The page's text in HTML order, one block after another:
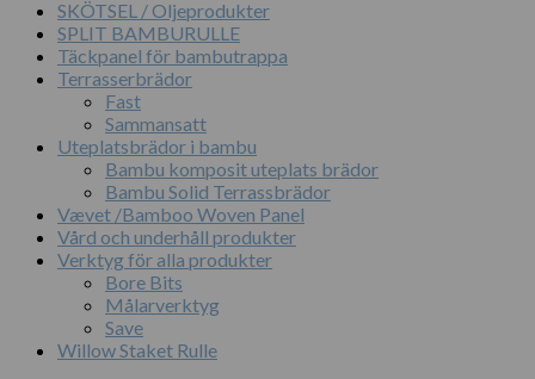
SKÖTSEL / Oljeprodukter
SPLIT BAMBURULLE
Täckpanel för bambutrappa
Terrasserbrädor
Fast
Sammansatt
Uteplatsbrädor i bambu
Bambu komposit uteplats brädor
Bambu Solid Terrassbrädor
Vævet /Bamboo Woven Panel
Vård och underhåll produkter
Verktyg för alla produkter
Bore Bits
Målarverktyg
Save
Willow Staket Rulle